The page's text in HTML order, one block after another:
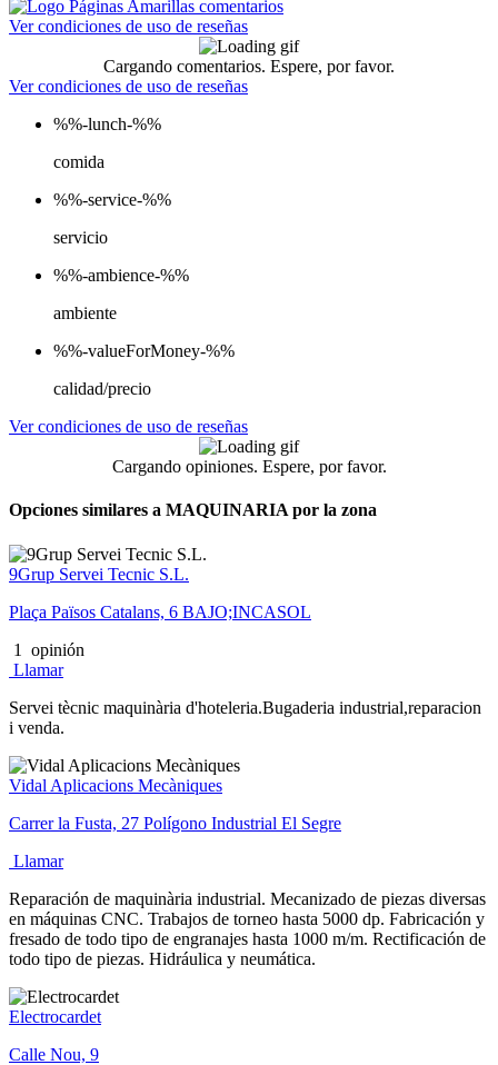
Ver condiciones de uso de reseñas
Cargando comentarios. Espere, por favor.
Ver condiciones de uso de reseñas
%%-lunch-%%
comida
%%-service-%%
servicio
%%-ambience-%%
ambiente
%%-valueForMoney-%%
calidad/precio
Ver condiciones de uso de reseñas
Cargando opiniones. Espere, por favor.
Opciones similares a MAQUINARIA por la zona
9Grup Servei Tecnic S.L.
Plaça Països Catalans, 6 BAJO;INCASOL
1
opinión
Llamar
Servei tècnic maquinària d'hoteleria.Bugaderia industrial,reparacion
i venda.
Vidal Aplicacions Mecàniques
Carrer la Fusta, 27 Polígono Industrial El Segre
Llamar
Reparación de maquinària industrial. Mecanizado de piezas diversas
en máquinas CNC. Trabajos de torneo hasta 5000 dp. Fabricación y
fresado de todo tipo de engranajes hasta 1000 m/m. Rectificación de
todo tipo de piezas. Hidráulica y neumática.
Electrocardet
Calle Nou, 9